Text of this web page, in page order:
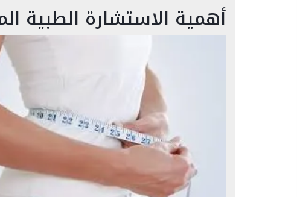
أهمية الاستشارة الطبية